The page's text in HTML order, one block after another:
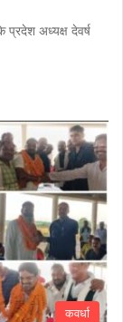
प्रदेश अध्यक्ष देवर्ष
कवर्धा